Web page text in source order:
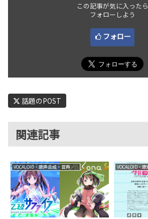
この記事が気に入ったら
フォローしよう
フォロー
話題のPOST
関連記事
VOCALOID・歌声合成・音声合成